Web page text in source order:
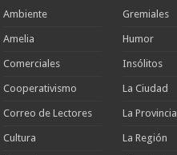
Ambiente
Amelia
Comerciales
Cooperativismo
Correo de Lectores
Cultura
Gremiales
Humor
Insólitos
La Ciudad
La Provincia
La Región